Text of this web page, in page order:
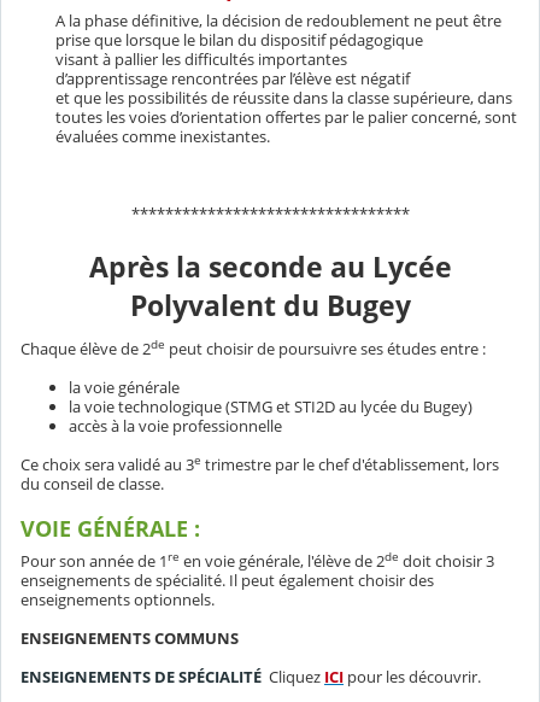
A la phase définitive, la décision de redoublement ne peut être
prise que lorsque le bilan du dispositif pédagogique
visant à pallier les difficultés importantes
d’apprentissage rencontrées par l’élève est négatif
et que les possibilités de réussite dans la classe supérieure, dans
toutes les voies d’orientation offertes par le palier concerné, sont
évaluées comme inexistantes.
*********************************
Après la seconde au Lycée
Polyvalent du Bugey
Chaque élève de 2de peut choisir de poursuivre ses études entre :
la voie générale
la voie technologique (STMG et STI2D au lycée du Bugey)
accès à la voie professionnelle
Ce choix sera validé au 3e trimestre par le chef d'établissement, lors
du conseil de classe.
VOIE GÉNÉRALE :
Pour son année de 1re en voie générale, l'élève de 2de doit choisir 3
enseignements de spécialité. Il peut également choisir des
enseignements optionnels.
ENSEIGNEMENTS COMMUNS
ENSEIGNEMENTS DE SPÉCIALITÉ Cliquez ICI pour les découvrir.